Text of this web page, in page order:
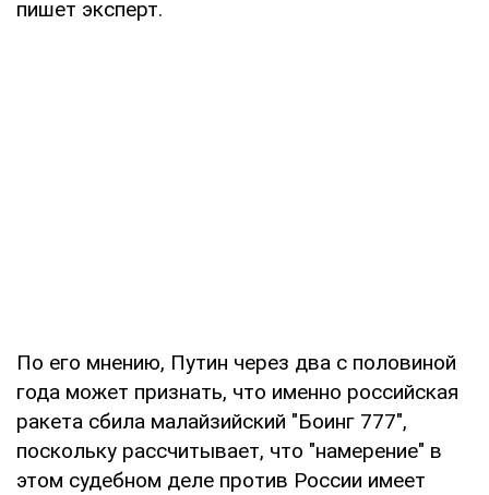
пишет эксперт.
По его мнению, Путин через два с половиной
года может признать, что именно российская
ракета сбила малайзийский "Боинг 777",
поскольку рассчитывает, что "намерение" в
этом судебном деле против России имеет